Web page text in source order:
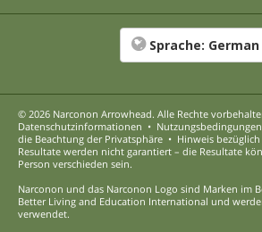
Sprache: German
© 2026 Narconon Arrowhead. Alle Rechte
Datenschutzinformationen • Nutzungsbedingungen
die Beachtung der Privatsphäre • Hinweis
Resultate werden nicht garantiert – die Resultate
Person verschieden sein.
Narconon und das Narconon Logo sind Marken im
Better Living and Education International und
verwendet.